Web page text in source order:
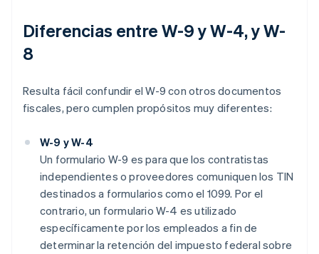
Diferencias entre W-9 y W-4, y W-
8
Resulta fácil confundir el W-9 con otros documentos
fiscales, pero cumplen propósitos muy diferentes:
W-9 y W-4
Un formulario W-9 es para que los contratistas
independientes o proveedores comuniquen los TIN
destinados a formularios como el 1099. Por el
contrario, un formulario W-4 es utilizado
específicamente por los empleados a fin de
determinar la retención del impuesto federal sobre